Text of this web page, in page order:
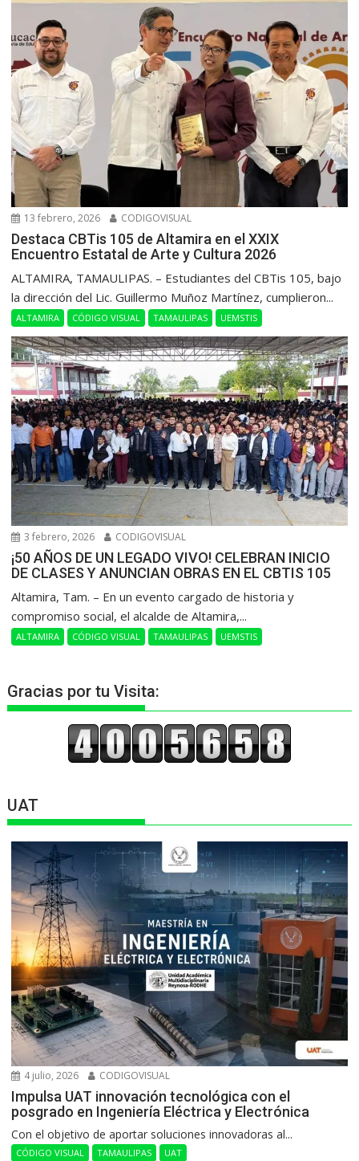
13 febrero, 2026 CODIGOVISUAL
Destaca CBTis 105 de Altamira en el XXIX
Encuentro Estatal de Arte y Cultura 2026
ALTAMIRA, TAMAULIPAS. – Estudiantes del CBTis 105, bajo
la dirección del Lic. Guillermo Muñoz Martínez, cumplieron...
ALTAMIRA CÓDIGO VISUAL TAMAULIPAS UEMSTIS
3 febrero, 2026 CODIGOVISUAL
¡50 AÑOS DE UN LEGADO VIVO! CELEBRAN INICIO
DE CLASES Y ANUNCIAN OBRAS EN EL CBTIS 105
Altamira, Tam. – En un evento cargado de historia y
compromiso social, el alcalde de Altamira,...
ALTAMIRA CÓDIGO VISUAL TAMAULIPAS UEMSTIS
Gracias por tu Visita:
UAT
4 julio, 2026 CODIGOVISUAL
Impulsa UAT innovación tecnológica con el
posgrado en Ingeniería Eléctrica y Electrónica
Con el objetivo de aportar soluciones innovadoras al...
CÓDIGO VISUAL TAMAULIPAS UAT